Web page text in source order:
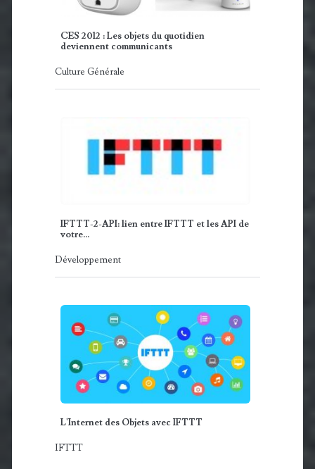
CES 2012 : Les objets du quotidien
deviennent communicants
Culture Générale
IFTTT-2-API: lien entre IFTTT et les API de
votre…
Développement
L'Internet des Objets avec IFTTT
IFTTT